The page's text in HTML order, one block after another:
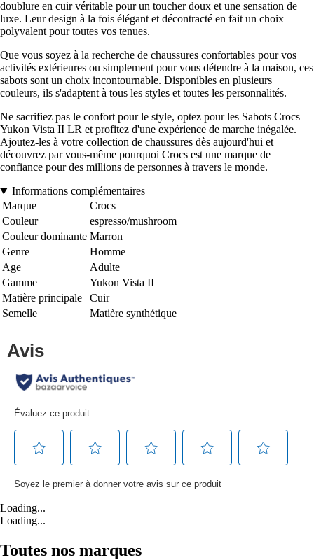
doublure en cuir véritable pour un toucher doux et une sensation de
luxe. Leur design à la fois élégant et décontracté en fait un choix
polyvalent pour toutes vos tenues.
Que vous soyez à la recherche de chaussures confortables pour vos
activités extérieures ou simplement pour vous détendre à la maison, ces
sabots sont un choix incontournable. Disponibles en plusieurs
couleurs, ils s'adaptent à tous les styles et toutes les personnalités.
Ne sacrifiez pas le confort pour le style, optez pour les Sabots Crocs
Yukon Vista II LR et profitez d'une expérience de marche inégalée.
Ajoutez-les à votre collection de chaussures dès aujourd'hui et
découvrez par vous-même pourquoi Crocs est une marque de
confiance pour des millions de personnes à travers le monde.
Informations complémentaires
Marque
Crocs
Couleur
espresso/mushroom
Couleur dominante Marron
Genre
Homme
Age
Adulte
Gamme
Yukon Vista II
Matière principale
Cuir
Semelle
Matière synthétique
Loading...
Loading...
Toutes nos marques